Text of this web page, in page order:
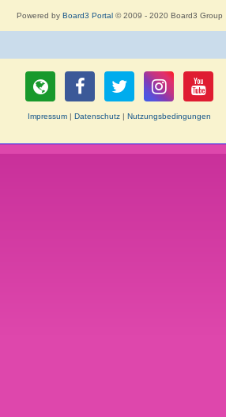
Powered by Board3 Portal© 2009 - 2020 Board3 Group
Impressum | Datenschutz | Nutzungsbedingungen